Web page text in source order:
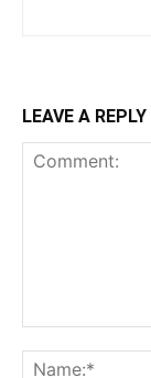
LEAVE A REPLY